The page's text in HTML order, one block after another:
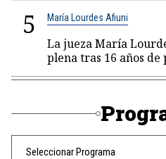
5 María Lourdes Afiuni
La jueza María
plena tras 16 años de